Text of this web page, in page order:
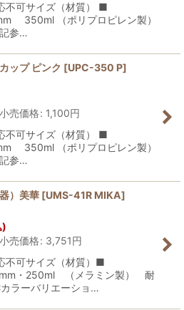
不可サイズ（材質） ■
350ml （ポリプロピレン製）
参…
ップ ピンク [UPC-350 P]
売価格: 1,100円
不可サイズ（材質） ■
350ml （ポリプロピレン製）
参…
）美華 [UMS-41R MIKA]
)
売価格: 3,751円
不可サイズ（材質）■
・250ml （メラミン製） 耐
ラーバリエーショ…